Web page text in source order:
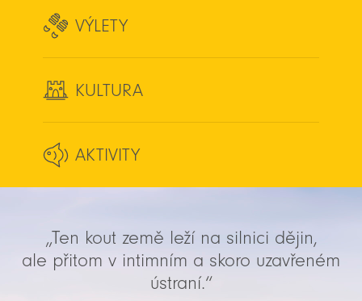
VÝLETY
KULTURA
AKTIVITY
„Ten kout země leží na silnici dějin,
ale přitom v intimním a skoro uzavřeném
ústraní.“